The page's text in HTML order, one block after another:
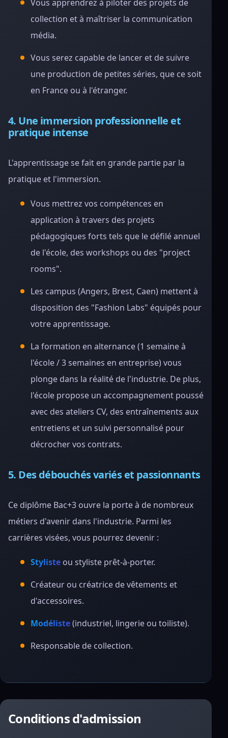
Vous apprendrez à piloter des projets de
collection et à maîtriser la communication
média.
Vous serez capable de lancer et de suivre
une production de petites séries, que ce soit
en France ou à l'étranger.
4. Une immersion professionnelle et
pratique intense
L'apprentissage se fait en grande partie par la
pratique et l'immersion.
Vous mettrez vos compétences en
application à travers des projets
pédagogiques forts tels que le défilé annuel
de l'école, des workshops ou des "project
rooms".
Les campus (Angers, Brest, Caen) mettent à
disposition des "Fashion Labs" équipés pour
votre apprentissage.
La formation en alternance (1 semaine à
l'école / 3 semaines en entreprise) vous
plonge dans la réalité de l'industrie. De plus,
l'école propose un accompagnement poussé
avec des ateliers CV, des entraînements aux
entretiens et un suivi personnalisé pour
décrocher vos contrats.
5. Des débouchés variés et passionnants
Ce diplôme Bac+3 ouvre la porte à de nombreux
métiers d'avenir dans l'industrie. Parmi les
carrières visées, vous pourrez devenir :
Styliste ou styliste prêt-à-porter.
Créateur ou créatrice de vêtements et
d'accessoires.
Modéliste(industriel, lingerie ou toiliste).
Responsable de collection.
Conditions d'admission